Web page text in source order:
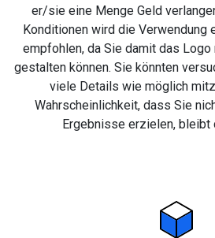
er/sie eine Menge Geld
Konditionen wird die Verwendung
empfohlen, da Sie damit das Logo
gestalten können. Sie könnten
viele Details wie möglich
Wahrscheinlichkeit, dass Sie
Ergebnisse erzielen, bleibt